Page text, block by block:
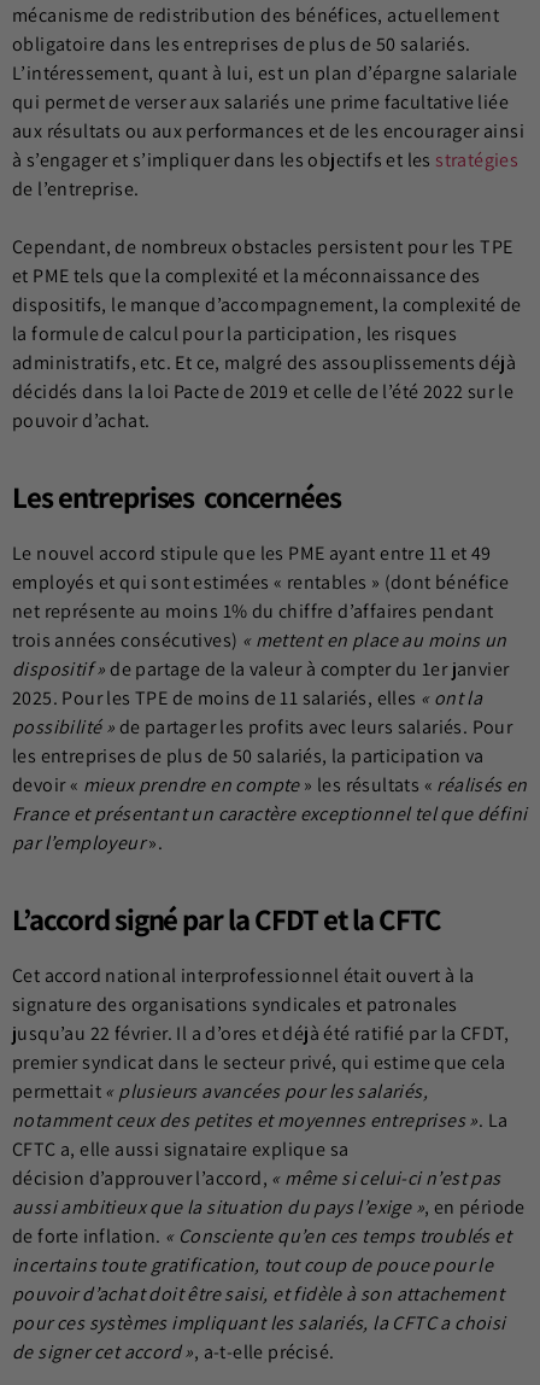
mécanisme de redistribution des bénéfices, actuellement
obligatoire dans les entreprises de plus de 50 salariés.
L’intéressement, quant à lui, est un plan d’épargne salariale
qui permet de verser aux salariés une prime facultative liée
aux résultats ou aux performances et de les encourager ainsi
à s’engager et s’impliquer dans les objectifs et les stratégies
de l’entreprise.
Cependant, de nombreux obstacles persistent pour les TPE
et PME tels que la complexité et la méconnaissance des
dispositifs, le manque d’accompagnement, la complexité de
la formule de calcul pour la participation, les risques
administratifs, etc. Et ce, malgré des assouplissements déjà
décidés dans la loi Pacte de 2019 et celle de l’été 2022 sur le
pouvoir d’achat.
Les entreprises concernées
Le nouvel accord stipule que les PME ayant entre 11 et 49
employés et qui sont estimées « rentables » (dont bénéfice
net représente au moins 1% du chiffre d’affaires pendant
trois années consécutives) « mettent en place au moins un
dispositif » de partage de la valeur à compter du 1er janvier
2025. Pour les TPE de moins de 11 salariés, elles « ont la
possibilité » de partager les profits avec leurs salariés. Pour
les entreprises de plus de 50 salariés, la participation va
devoir « mieux prendre en compte» les résultats « réalisés en
France et présentant un caractère exceptionnel tel que défini
par l’employeur».
L’accord signé par la CFDT et la CFTC
Cet accord national interprofessionnel était ouvert à la
signature des organisations syndicales et patronales
jusqu’au 22 février. Il a d’ores et déjà été ratifié par la CFDT,
premier syndicat dans le secteur privé, qui estime que cela
permettait« plusieurs avancées pour les salariés,
notamment ceux des petites et moyennes entreprises ». La
CFTC a, elle aussi signataire explique sa
décision d’approuver l’accord, « même si celui-ci n’est pas
aussi ambitieux que la situation du pays l’exige », en période
de forte inflation. « Consciente qu’en ces temps troublés et
incertains toute gratification, tout coup de pouce pour le
pouvoir d’achat doit être saisi, et fidèle à son attachement
pour ces systèmes impliquant les salariés, la CFTC a choisi
de signer cet accord », a-t-elle précisé.